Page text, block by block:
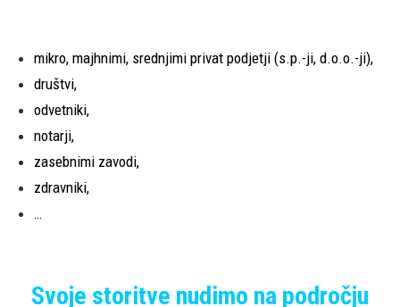
mikro, majhnimi, srednjimi privat podjetji (s.p.-ji, d.o.o.-ji),
društvi,
odvetniki,
notarji,
zasebnimi zavodi,
zdravniki,
…
Svoje storitve nudimo na področju